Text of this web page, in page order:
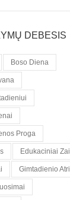
DEBESIS
Boso Diena
Proga
Edukaciniai
Gimtadienio